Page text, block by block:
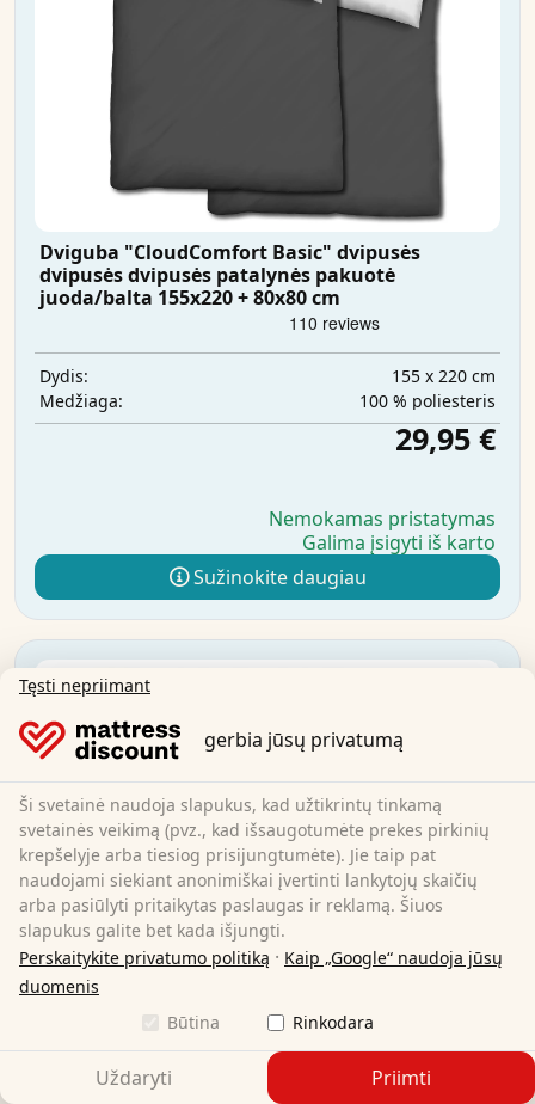
Dviguba "CloudComfort Basic" dvipusės
dvipusės dvipusės patalynės pakuotė
juoda/balta 155x220 + 80x80 cm
Dydis:
155 x 220 cm
Medžiaga:
100 % poliesteris
29,95 €
Nemokamas pristatymas
Galima įsigyti iš karto
Sužinokite daugiau
Tęsti nepriimant
gerbia jūsų privatumą
Ši svetainė naudoja slapukus, kad užtikrintų tinkamą
svetainės veikimą (pvz., kad išsaugotumėte prekes pirkinių
krepšelyje arba tiesiog prisijungtumėte). Jie taip pat
naudojami siekiant anonimiškai įvertinti lankytojų skaičių
arba pasiūlyti pritaikytas paslaugas ir reklamą. Šiuos
slapukus galite bet kada išjungti.
Perskaitykite privatumo politiką · Kaip „Google“ naudoja jūsų
duomenis
Būtina
Rinkodara
Uždaryti Priimti